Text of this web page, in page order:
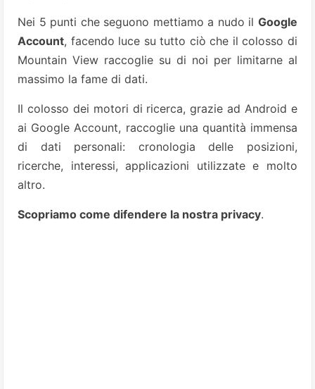
Nei 5 punti che seguono mettiamo a nudo il Google
Account, facendo luce su tutto ciò che il colosso di
Mountain View raccoglie su di noi per limitarne al
massimo la fame di dati.
Il colosso dei motori di ricerca, grazie ad Android e
ai Google Account, raccoglie una quantità immensa
di dati personali: cronologia delle posizioni,
ricerche, interessi, applicazioni utilizzate e molto
altro.
Scopriamo come difendere la nostra privacy.